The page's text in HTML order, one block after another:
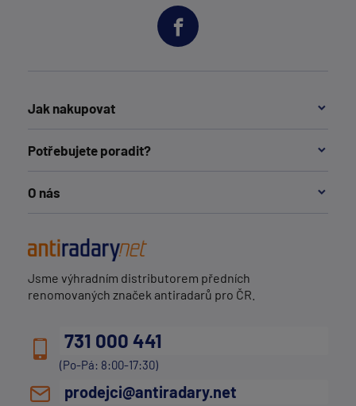
Jak nakupovat
Potřebujete poradit?
O nás
Jsme výhradním distributorem předních
renomovaných značek antiradarů pro ČR.
731 000 441
(Po-Pá: 8:00-17:30)
prodejci@antiradary.net